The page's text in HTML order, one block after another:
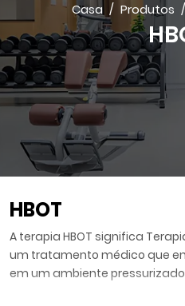
Casa Produtos
HBOT
A terapia HBOT significa
um tratamento médico que
em um ambiente